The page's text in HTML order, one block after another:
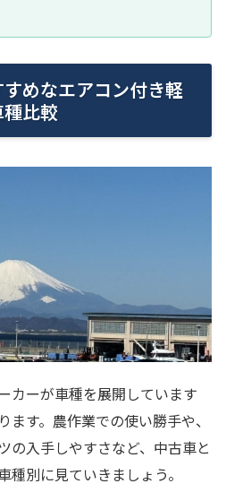
めなエアコン付き軽
種比較
カーが車種を展開しています
す。農作業での使い勝手や、
の入手しやすさなど、中古車と
種別に見ていきましょう。